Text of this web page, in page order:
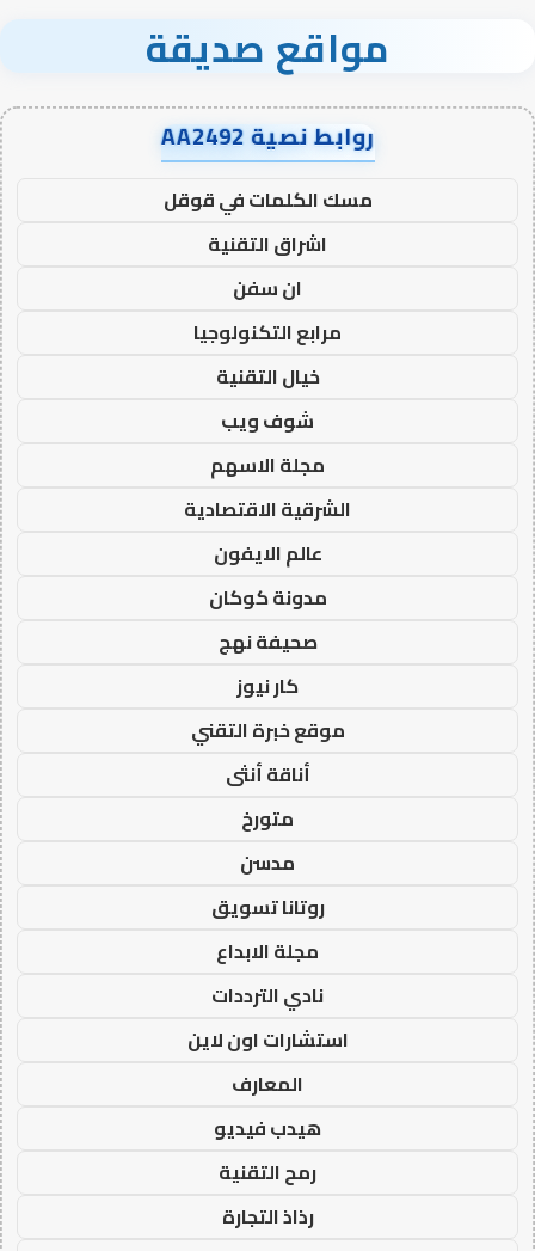
مواقع صديقة
روابط نصية AA2492
مسك الكلمات في قوقل
اشراق التقنية
ان سفن
مرابع التكنولوجيا
خيال التقنية
شوف ويب
مجلة الاسهم
الشرقية الاقتصادية
عالم الايفون
مدونة كوكان
صحيفة نهج
كار نيوز
موقع خبرة التقني
أناقة أنثى
متورخ
مدسن
روتانا تسويق
مجلة الابداع
نادي الترددات
استشارات اون لاين
المعارف
هيدب فيديو
رمح التقنية
رذاذ التجارة